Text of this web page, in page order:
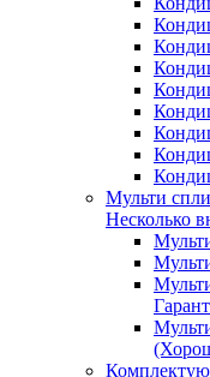
Мульти
Несколько